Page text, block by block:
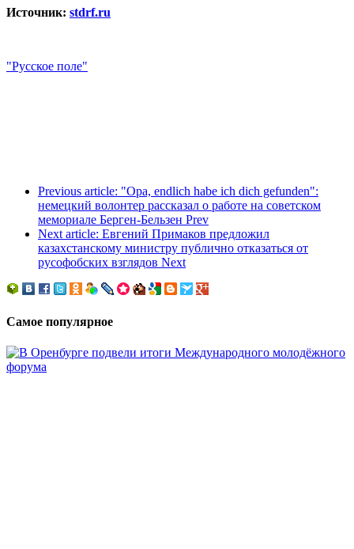
Источник: stdrf.ru
"Русское поле"
Previous article: "Opa, endlich habe ich dich gefunden":
немецкий волонтер рассказал о работе на советском
мемориале Берген-Бельзен Prev
Next article: Евгений Примаков предложил
казахстанскому министру публично отказаться от
русофобских взглядов Next
Самое популярное